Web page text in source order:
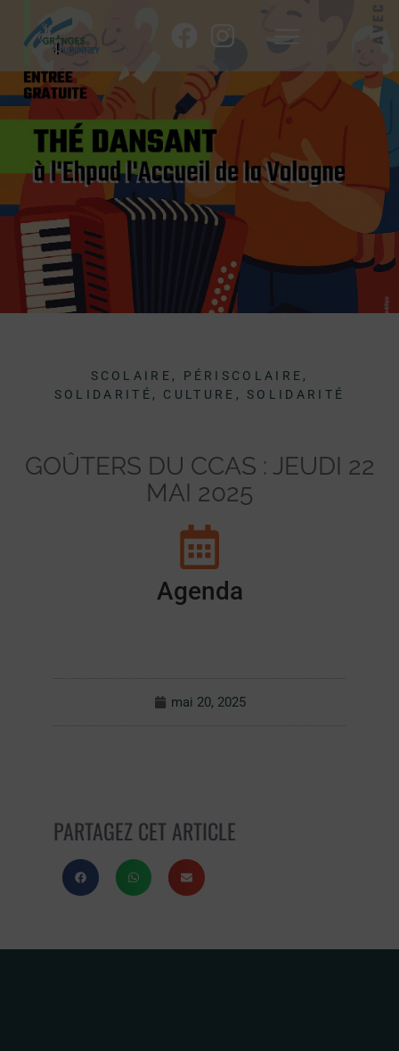
SCOLAIRE, PÉRISCOLAIRE,
SOLIDARITÉ, CULTURE ,SOLIDARITÉ
GOÛTERS DU CCAS : JEUDI 22
MAI 2025
Agenda
mai 20, 2025
PARTAGEZ CET ARTICLE